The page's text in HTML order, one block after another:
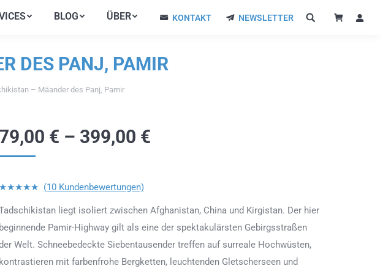
BLOG ÜBER KONTAKT NEWSLETTER
DES PANJ, PAMIR
– Mäander des Panj, Pamir
79,00 € – 399,00 €
★★★★★ (10 Kundenbewertungen)
liegt isoliert zwischen Afghanistan, China und Kirgistan. Der hier
beginnende Pamir-Highway gilt als eine der spektakulärsten Gebirgsstraßen
Welt. Schneebedeckte Siebentausender treffen auf surreale Hochwüsten,
kontrastieren mit farbenfrohe Bergketten, leuchtenden Gletscherseen und
BLOG ÜBER KONTAKT NEWSLETTER